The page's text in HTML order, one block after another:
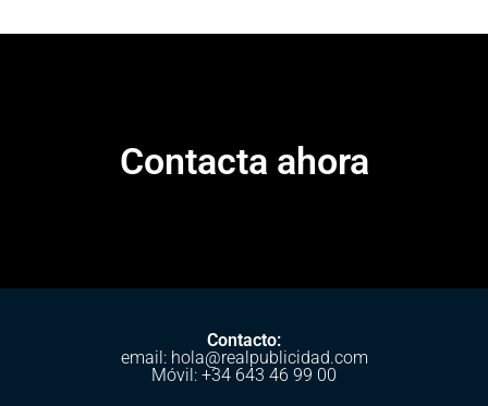
Contacta ahora
Contacto:
email: hola@realpublicidad.com
Móvil: +34 643 46 99 00